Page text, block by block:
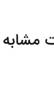
مشابه